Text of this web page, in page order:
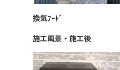
換気ﾌｰﾄﾞ
施工風景・施工後